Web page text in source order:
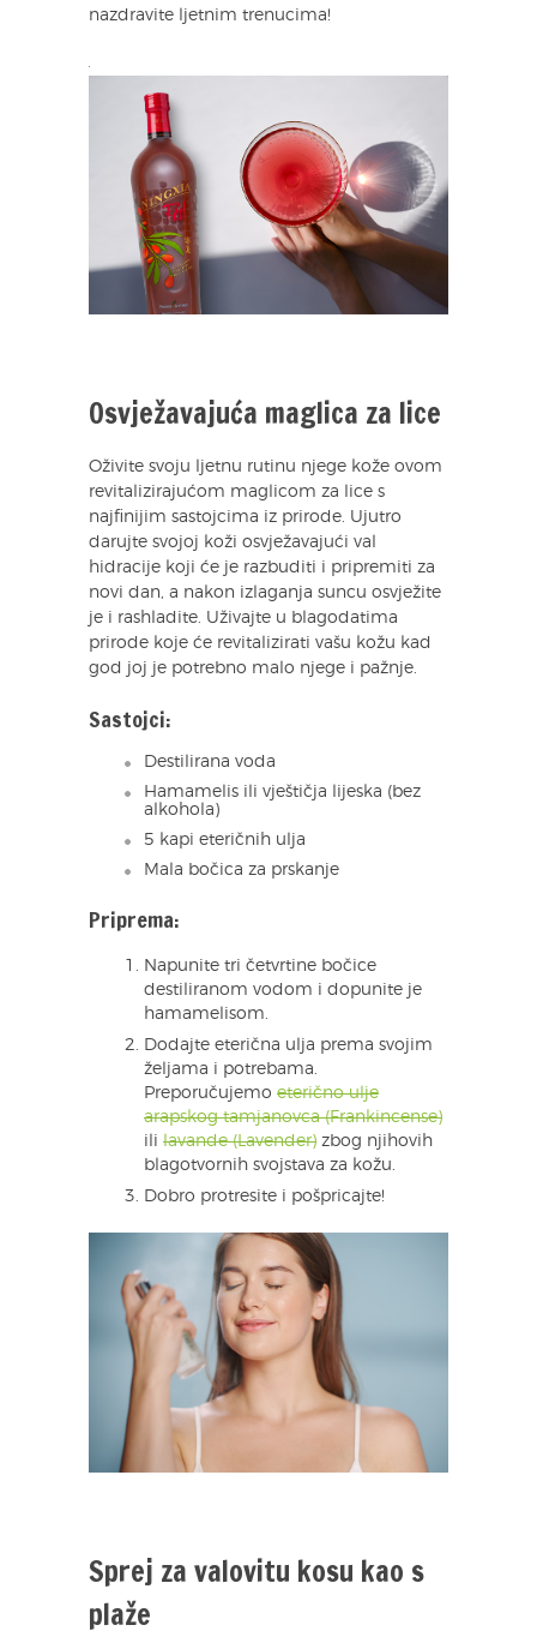
nazdravite ljetnim trenucima!
Osvježavajuća maglica za lice
Oživite svoju ljetnu rutinu njege kože ovom
revitalizirajućom maglicom za lice s
najfinijim sastojcima iz prirode. Ujutro
darujte svojoj koži osvježavajući val
hidracije koji će je razbuditi i pripremiti za
novi dan, a nakon izlaganja suncu osvježite
je i rashladite. Uživajte u blagodatima
prirode koje će revitalizirati vašu kožu kad
god joj je potrebno malo njege i pažnje.
Sastojci:
Destilirana voda
Hamamelis ili vještičja lijeska (bez
alkohola)
5 kapi eteričnih ulja
Mala bočica za prskanje
Priprema:
Napunite tri četvrtine bočice
destiliranom vodom i dopunite je
hamamelisom.
Dodajte eterična ulja prema svojim
željama i potrebama.
Preporučujemo eterično ulje
arapskog tamjanovca (Frankincense)
ili lavande (Lavender) zbog njihovih
blagotvornih svojstava za kožu.
Dobro protresite i pošpricajte!
Sprej za valovitu kosu kao s
plaže